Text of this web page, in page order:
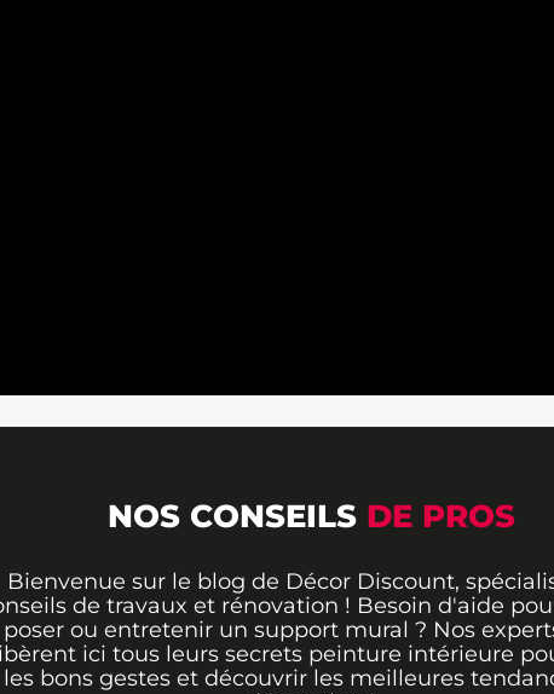
NOS CONSEILS DE PROS
Bienvenue sur le blog de Décor Discount,
de travaux et rénovation ! Besoin d'aide
poser ou entretenir un support mural ? Nos
ici tous leurs secrets peinture intérieure
les bons gestes et découvrir les meilleures